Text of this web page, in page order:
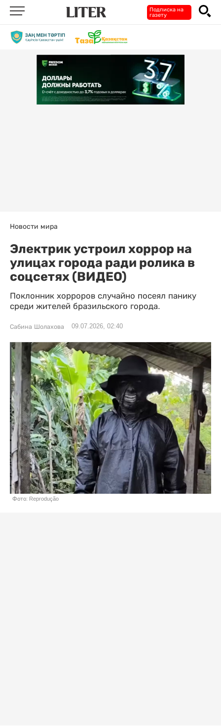
Подписка на
газету
Новости мира
Электрик устроил хоррор на
улицах города ради ролика в
соцсетях (ВИДЕО)
Поклонник хорроров случайно посеял панику
среди жителей бразильского города.
Сабина Шолахова 09.07.2026, 02:40
Фото: Reprodução